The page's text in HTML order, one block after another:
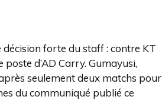
forte du staff : contre KT
d’AD Carry. Gumayusi,
seulement deux matchs pour
du communiqué publié ce